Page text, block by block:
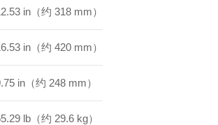
in（约 318 mm）
in（约 420 mm）
in（约 248 mm）
lb（约 29.6 kg）